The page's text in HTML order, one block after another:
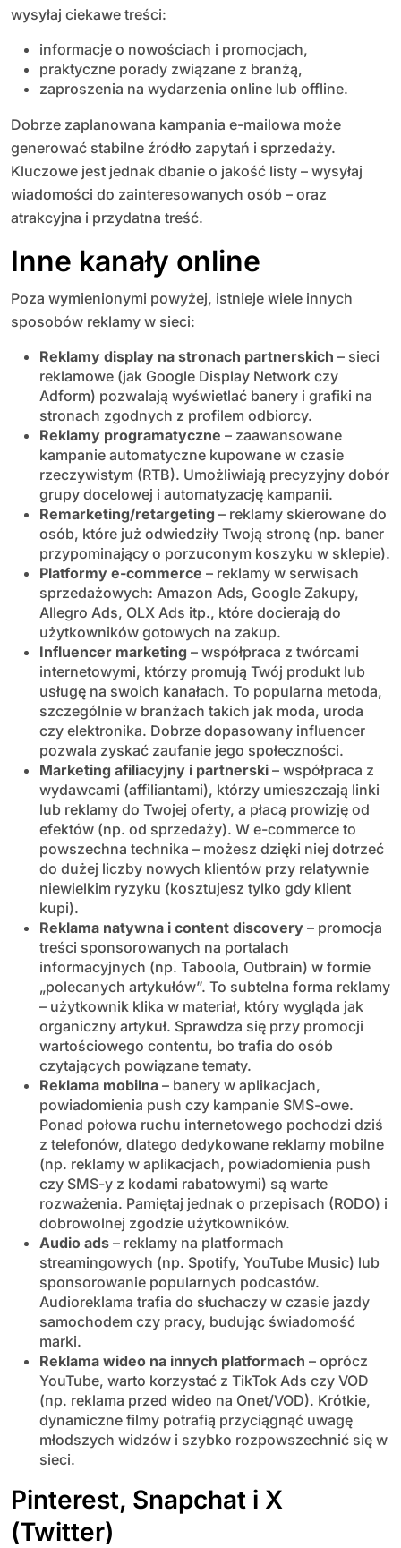
wysyłaj ciekawe treści:
informacje o nowościach i promocjach,
praktyczne porady związane z branżą,
zaproszenia na wydarzenia online lub offline.
Dobrze zaplanowana kampania e-mailowa może
generować stabilne źródło zapytań i sprzedaży.
Kluczowe jest jednak dbanie o jakość listy – wysyłaj
wiadomości do zainteresowanych osób – oraz
atrakcyjna i przydatna treść.
Inne kanały online
Poza wymienionymi powyżej, istnieje wiele innych
sposobów reklamy w sieci:
Reklamy display na stronach partnerskich – sieci
reklamowe (jak Google Display Network czy
Adform) pozwalają wyświetlać banery i grafiki na
stronach zgodnych z profilem odbiorcy.
Reklamy programatyczne – zaawansowane
kampanie automatyczne kupowane w czasie
rzeczywistym (RTB). Umożliwiają precyzyjny dobór
grupy docelowej i automatyzację kampanii.
Remarketing/retargeting – reklamy skierowane do
osób, które już odwiedziły Twoją stronę (np. baner
przypominający o porzuconym koszyku w sklepie).
Platformy e-commerce – reklamy w serwisach
sprzedażowych: Amazon Ads, Google Zakupy,
Allegro Ads, OLX Ads itp., które docierają do
użytkowników gotowych na zakup.
Influencer marketing – współpraca z twórcami
internetowymi, którzy promują Twój produkt lub
usługę na swoich kanałach. To popularna metoda,
szczególnie w branżach takich jak moda, uroda
czy elektronika. Dobrze dopasowany influencer
pozwala zyskać zaufanie jego społeczności.
Marketing afiliacyjny i partnerski – współpraca z
wydawcami (affiliantami), którzy umieszczają linki
lub reklamy do Twojej oferty, a płacą prowizję od
efektów (np. od sprzedaży). W e-commerce to
powszechna technika – możesz dzięki niej dotrzeć
do dużej liczby nowych klientów przy relatywnie
niewielkim ryzyku (kosztujesz tylko gdy klient
kupi).
Reklama natywna i content discovery – promocja
treści sponsorowanych na portalach
informacyjnych (np. Taboola, Outbrain) w formie
„polecanych artykułów”. To subtelna forma reklamy
– użytkownik klika w materiał, który wygląda jak
organiczny artykuł. Sprawdza się przy promocji
wartościowego contentu, bo trafia do osób
czytających powiązane tematy.
Reklama mobilna – banery w aplikacjach,
powiadomienia push czy kampanie SMS-owe.
Ponad połowa ruchu internetowego pochodzi dziś
z telefonów, dlatego dedykowane reklamy mobilne
(np. reklamy w aplikacjach, powiadomienia push
czy SMS-y z kodami rabatowymi) są warte
rozważenia. Pamiętaj jednak o przepisach (RODO) i
dobrowolnej zgodzie użytkowników.
Audio ads – reklamy na platformach
streamingowych (np. Spotify, YouTube Music) lub
sponsorowanie popularnych podcastów.
Audioreklama trafia do słuchaczy w czasie jazdy
samochodem czy pracy, budując świadomość
marki.
Reklama wideo na innych platformach – oprócz
YouTube, warto korzystać z TikTok Ads czy VOD
(np. reklama przed wideo na Onet/VOD). Krótkie,
dynamiczne filmy potrafią przyciągnąć uwagę
młodszych widzów i szybko rozpowszechnić się w
sieci.
Pinterest, Snapchat i X
(Twitter)